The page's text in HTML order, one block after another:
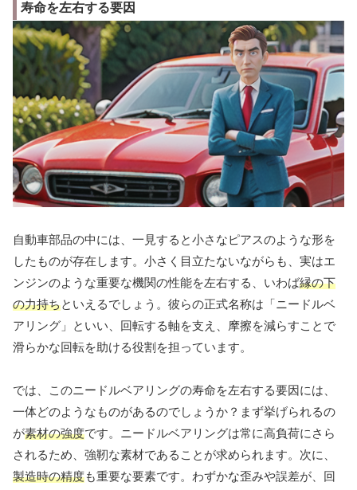
寿命を左右する要因
自動車部品の中には、一見すると小さなピアスのような形を
したものが存在します。小さく目立たないながらも、実はエ
ンジンのような重要な機関の性能を左右する、いわば縁の下
の力持ちといえるでしょう。彼らの正式名称は「ニードルベ
アリング」といい、回転する軸を支え、摩擦を減らすことで
滑らかな回転を助ける役割を担っています。
では、このニードルベアリングの寿命を左右する要因には、
一体どのようなものがあるのでしょうか？まず挙げられるの
が素材の強度です。ニードルベアリングは常に高負荷にさら
されるため、強靭な素材であることが求められます。次に、
製造時の精度も重要な要素です。わずかな歪みや誤差が、回